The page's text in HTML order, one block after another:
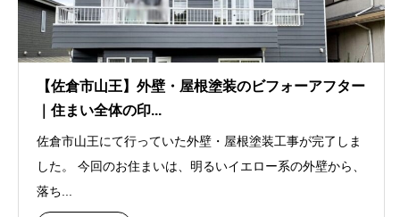
【佐倉市山王】外壁・屋根塗装のビフォーアフター
｜住まい全体の印...
佐倉市山王にて行っていた外壁・屋根塗装工事が完了しま
した。 今回のお住まいは、明るいイエロー系の外壁から、
落ち...